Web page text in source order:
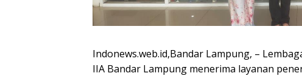
Indonews.web.id,Bandar Lampung, –
IIA Bandar Lampung menerima layanan